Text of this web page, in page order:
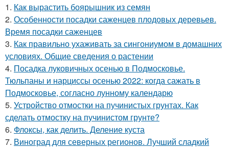
1. Как вырастить боярышник из семян
2. Особенности посадки саженцев плодовых деревьев.
Время посадки саженцев
3. Как правильно ухаживать за сингониумом в домашних
условиях. Общие сведения о растении
4. Посадка луковичных осенью в Подмосковье.
Тюльпаны и нарциссы осенью 2022: когда сажать в
Подмосковье, согласно лунному календарю
5. Устройство отмостки на пучинистых грунтах. Как
сделать отмостку на пучинистом грунте?
6. Флоксы, как делить. Деление куста
7. Виноград для северных регионов. Лучший сладкий